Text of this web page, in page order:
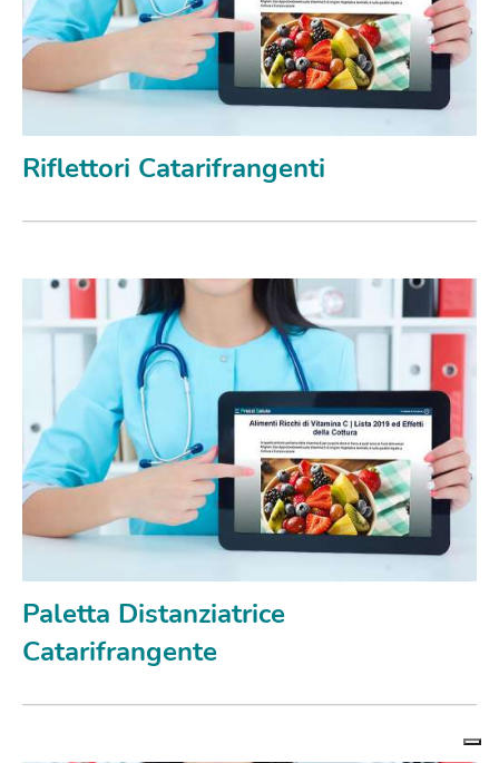
Riflettori Catarifrangenti
Paletta Distanziatrice
Catarifrangente